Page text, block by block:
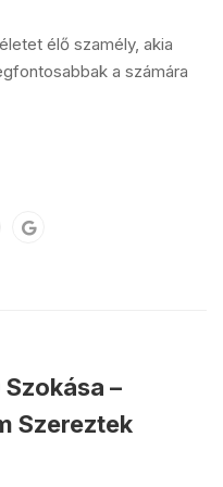
élő szamély, akia
a számára
–
Szereztek